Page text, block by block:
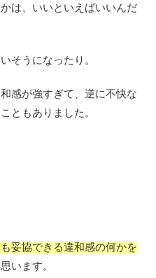
は、いいといえばいいんだ
そうになったり。
感が強すぎて、逆に不快な
ともありました。
妥協できる違和感の何かを
います。